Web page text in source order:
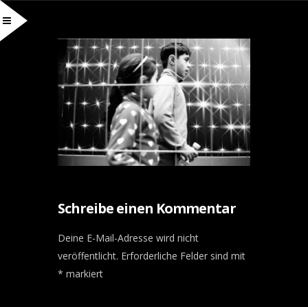
Schreibe einen Kommentar
Deine E-Mail-Adresse wird nicht
veröffentlicht. Erforderliche Felder sind mit
* markiert